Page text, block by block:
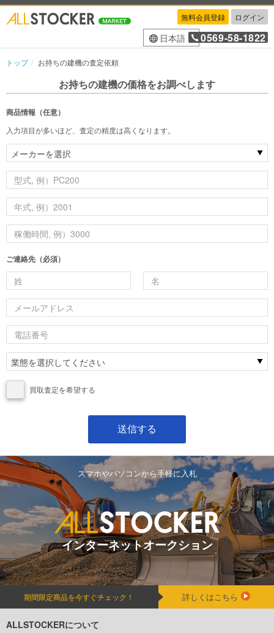
無料会員登録 ログイン
日本語 0569-58-1822
トップ お持ちの建機の査定依頼
お持ちの建機の価格をお調べします
商品情報（任意）
入力項目が多いほど、査定の精度は高くなります。
ご連絡先（必須）
買取査定を希望する
スマホやパソコンから手軽に入札
インターネットオークション
期間限定商品を今すぐチェック！ 詳しくはこちら
ALLSTOCKERについて